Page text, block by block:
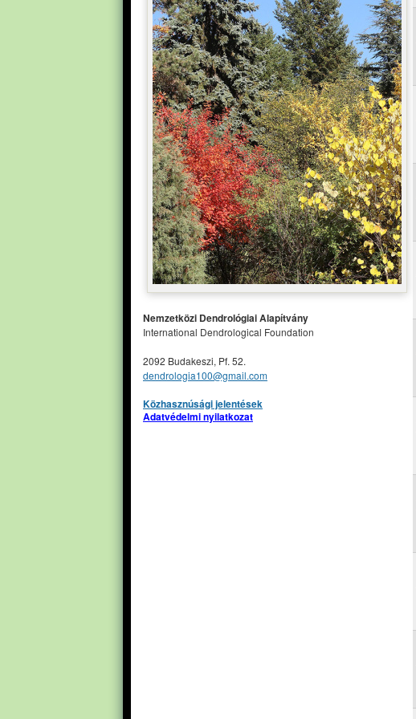
Nemzetközi Dendrológiai Alapítvány
International Dendrological Foundation
2092 Budakeszi, Pf. 52.
dendrologia100@gmail.com
Közhasznúsági jelentések
Adatvédelmi nyilatkozat